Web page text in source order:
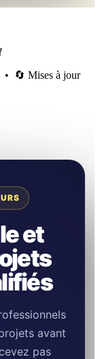
• 🔄 Mises à jour
et
avant
pas